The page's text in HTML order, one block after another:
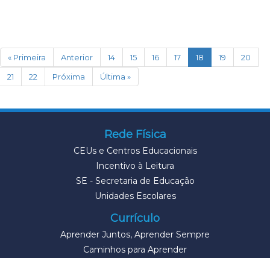
« Primeira Anterior 14 15 16 17 18 (current)
19
20
21
22 Próxima Última »
Rede Física
CEUs e Centros Educacionais
Incentivo à Leitura
SE - Secretaria de Educação
Unidades Escolares
Currículo
Aprender Juntos, Aprender Sempre
Caminhos para Aprender